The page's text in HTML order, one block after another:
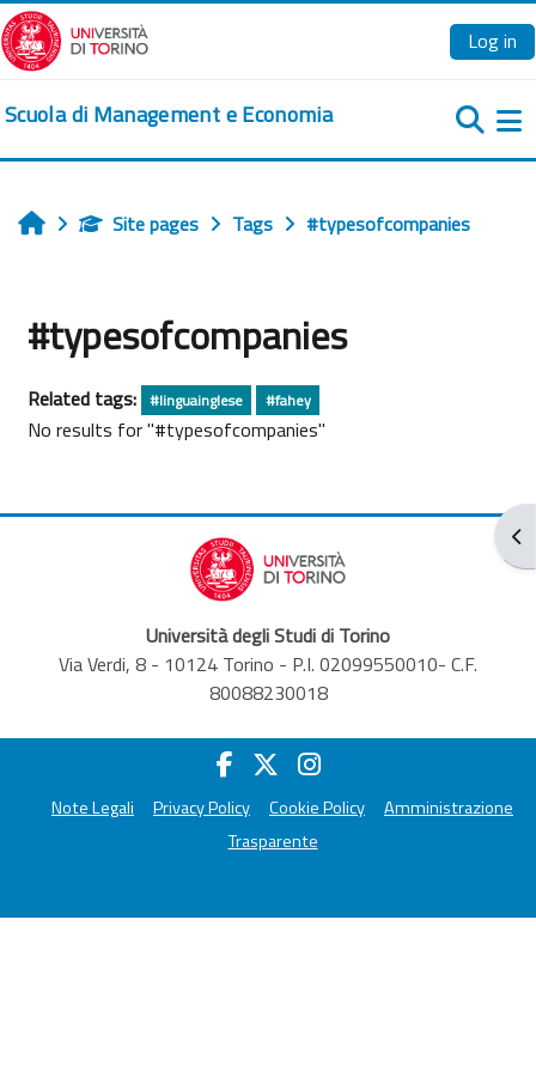
Skip to main content
Log in
Scuola di Management e Economia
HomeSite pages Tags #typesofcompanies
#typesofcompanies
Related tags: #linguainglese #fahey
No results for "#typesofcompanies"
Università degli Studi di Torino
Via Verdi, 8 - 10124 Torino - P.I. 02099550010- C.F.
80088230018
Note Legali Privacy Policy Cookie Policy
Amministrazione
Trasparente